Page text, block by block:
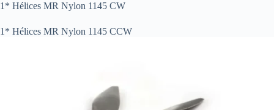
1* Hélices MR Nylon 1145 CW
1* Hélices MR Nylon 1145 CCW